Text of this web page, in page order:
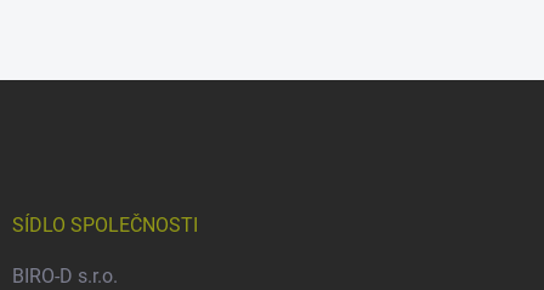
SÍDLO SPOLEČNOSTI
BIRO-D s.r.o.